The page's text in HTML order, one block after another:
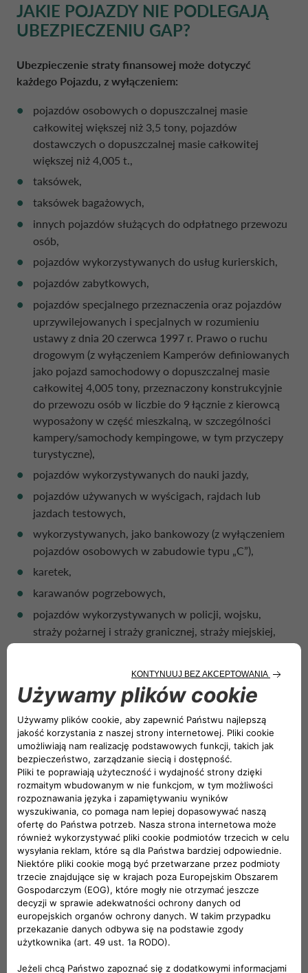
JAKIE POJAZDY NIE PODLEGAJĄ
UBEZPIECZENIU GAP?
Ubezpieczenie straty finansowej może dotyczyć
każdego Pojazdu, z wyłączeniem:
pojazdów osobowych o dopuszczalnej masie
całkowitej większej niż 3,5 tony, pojazdów
dostawczych o dopuszczalnej masie całkowitej
większej niż 4,005 t.,
taksówek,
taksówek bagażowych,
innych pojazdów służących do odpłatnego przewozu
osób,
pojazdów wykorzystywanych do usług kurierskich,
pojazdów zabytkowych,
pojazdów specjalnego przeznaczenia oraz pojazdów
uprzywilejowanych i specjalnych w rozumieniu
ustawy z dnia 20 czerwca 1997 r. Prawo o ruchu
drogowym (z wyłączeniem Kamperów definiowanych
jako pojazd samochodowy o dopuszczalnej masie
całkowitej 4,005 tony, przeznaczony konstrukcyjnie
do przewozu osób w liczbie do 9 łącznie z kierowcą
wyposażony w część mieszkalną, w szczególności
kampery/samochody kempingowe, w tym przyczepy
turystyczne),
pojazdów wykorzystywanych do nauki jazdy,
pojazdów używanych w wyścigach, rajdach lub
jazdach testowych,
wykorzystywanych, jako bankowozy (z wyłączeniem
pojazdów osobowych w zabudowie typu „C”),
karetek,
karawanów pogrzebowych,
pojazdów wykorzystywanych w policji, wojsku,
straży pożarnej i straży granicznej, straży miejskiej,
pojazdów z silnikami rotacyjnymi,
pojazdów pomocy drogowej, lawet,
motorowerów, quadów lub skuterów, wózków
inwalidzkich,
pojazdów o zmodyfikowanej konstrukcji odbiegającej
od specyfikacji podanej przez producenta.
ŚWIADCZENIA WYRÓWNAWCZE
Jeżeli w następstwie szkody całkowitej, powstałej w
pierwszych 12 miesiącach trwania okresu ubezpieczenia
świadczenie wynosi 0 zł, Ubezpieczający ma prawo do
świadczenia uzupełniającego w postaci refundacji
udokumentowanego kosztu: